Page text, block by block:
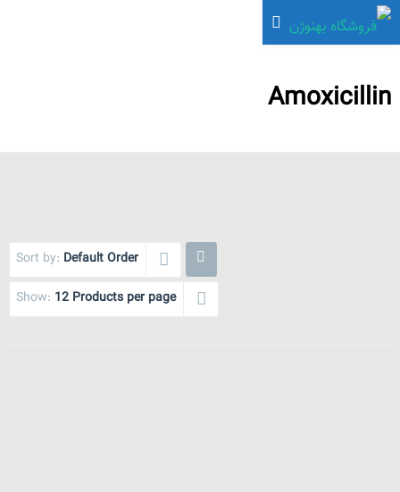
Amoxicillin
Sort by: Default Order
Show: 12 Products per page